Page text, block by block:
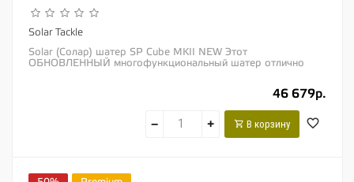
Solar Tackle
Solar (Солар) шатер SP Cube MKII NEW Этот
ОБНОВЛЕННЫЙ многофункциональный шатер отлично
46 679р.
− + В корзину